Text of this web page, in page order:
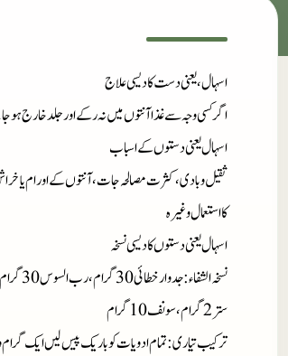
اسہال، یعنی دست کا دیسی علاج
اگر کسی وجہ سے غذا آنتوں میں نہ رکے اور جلد خارج
اسہال یعنی دستوں کے اسباب
ثقیل و بادی ، کثرت مصالحہ جات ، آنتوں کے اورام یا
کا استعمال وغیرہ
اسہال یعنی دستوں کا دیسی نسخہ
نسخہ الشفاء
ستر 2 گرام، سونف 10 گرام
ترکیب تیاری: تمام ادویات کو باریک پیس لیں ایک